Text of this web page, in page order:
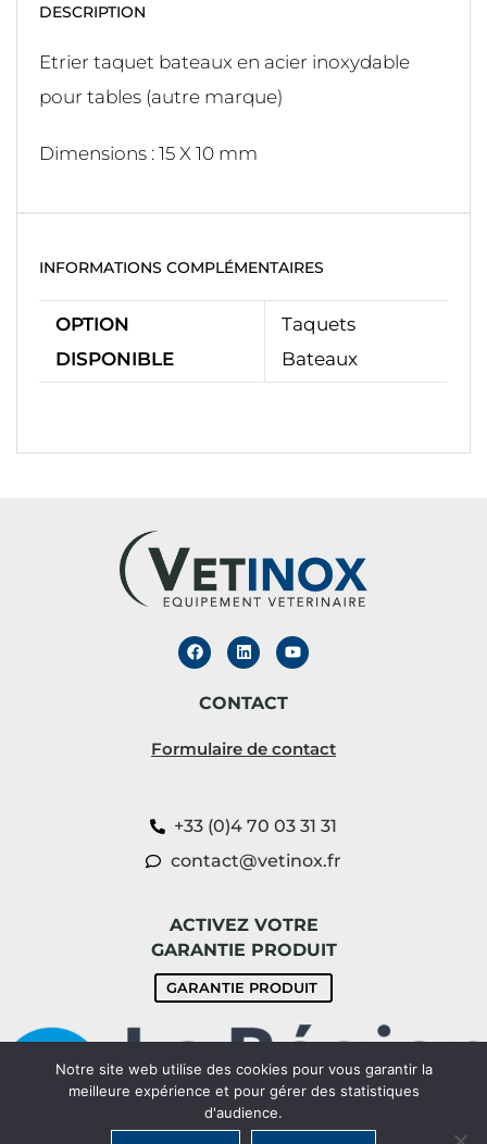
DESCRIPTION
Etrier taquet bateaux en acier inoxydable
pour tables (autre marque)
Dimensions : 15 X 10 mm
INFORMATIONS COMPLÉMENTAIRES
OPTION
DISPONIBLE
Taquets
Bateaux
CONTACT
Formulaire de contact
+33 (0)4 70 03 31 31
contact@vetinox.fr
ACTIVEZ VOTRE
GARANTIE PRODUIT
GARANTIE PRODUIT
Notre site web utilise des cookies pour vous garantir la
meilleure expérience et pour gérer des statistiques
d'audience.